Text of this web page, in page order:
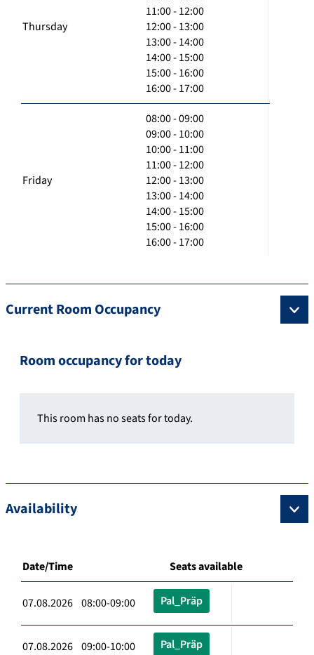
Thursday
11:00 - 12:00
12:00 - 13:00
13:00 - 14:00
14:00 - 15:00
15:00 - 16:00
16:00 - 17:00
Friday
08:00 - 09:00
09:00 - 10:00
10:00 - 11:00
11:00 - 12:00
12:00 - 13:00
13:00 - 14:00
14:00 - 15:00
15:00 - 16:00
16:00 - 17:00
Current Room Occupancy
Room occupancy for today
This room has no seats for today.
Availability
Date/Time Seats available
07.08.2026 08:00-09:00 Pal_Präp
07.08.2026 09:00-10:00 Pal_Präp